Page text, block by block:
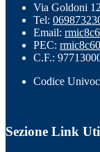
Via Goldoni
Tel:
Email:
PEC:
C.F.:
Codice
Sezione Link